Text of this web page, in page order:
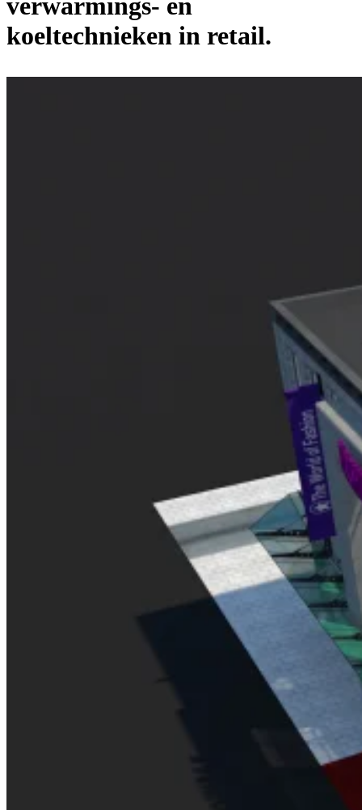
koeltechnieken in retail.